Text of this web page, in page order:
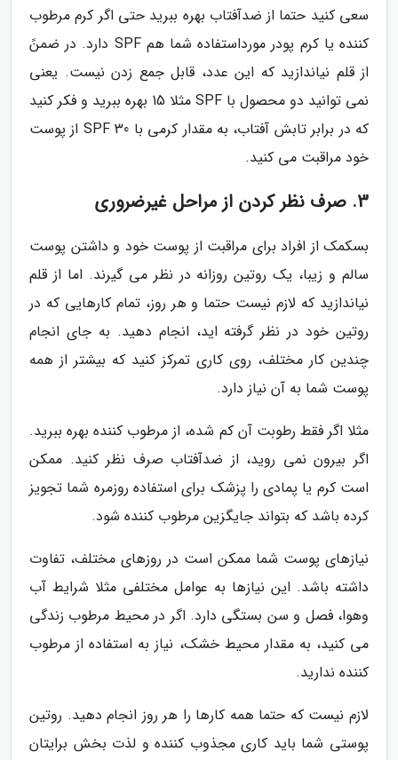
سعی کنید حتما از ضدآفتاب بهره ببرید حتی اگر کرم مرطوب
کننده یا کرم پودر مورداستفاده شما هم SPF دارد. در ضمنً
از قلم نیاندازید که این عدد، قابل جمع زدن نیست. یعنی
نمی توانید دو محصول با SPF مثلا 15 بهره ببرید و فکر کنید
که در برابر تابش آفتاب، به مقدار کرمی با SPF 30 از پوست
خود مراقبت می کنید.
3. صرف نظر کردن از مراحل غیرضروری
بسکمک از افراد برای مراقبت از پوست خود و داشتن پوست
سالم و زیبا، یک روتین روزانه در نظر می گیرند. اما از قلم
نیاندازید که لازم نیست حتما و هر روز، تمام کارهایی که در
روتین خود در نظر گرفته اید، انجام دهید. به جای انجام
چندین کار مختلف، روی کاری تمرکز کنید که بیشتر از همه
پوست شما به آن نیاز دارد.
مثلا اگر فقط رطوبت آن کم شده، از مرطوب کننده بهره ببرید.
اگر بیرون نمی روید، از ضدآفتاب صرف نظر کنید. ممکن
است کرم یا پمادی را پزشک برای استفاده روزمره شما تجویز
کرده باشد که بتواند جایگزین مرطوب کننده شود.
نیازهای پوست شما ممکن است در روزهای مختلف، تفاوت
داشته باشد. این نیازها به عوامل مختلفی مثلا شرایط آب
وهوا، فصل و سن بستگی دارد. اگر در محیط مرطوب زندگی
می کنید، به مقدار محیط خشک، نیاز به استفاده از مرطوب
کننده ندارید.
لازم نیست که حتما همه کارها را هر روز انجام دهید. روتین
پوستی شما باید کاری مجذوب کننده و لذت بخش برایتان